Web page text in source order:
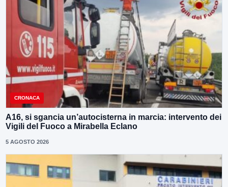
CRONACA
A16, si sgancia un’autocisterna in marcia: intervento dei
Vigili del Fuoco a Mirabella Eclano
5 AGOSTO 2026